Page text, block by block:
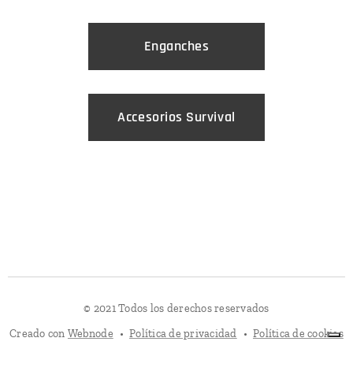
Enganches
Accesorios Survival
© 2021 Todos los derechos reservados
Creado con Webnode Política de privacidad Política de cookies